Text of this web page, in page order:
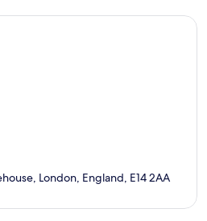
London, England, E14 2AA